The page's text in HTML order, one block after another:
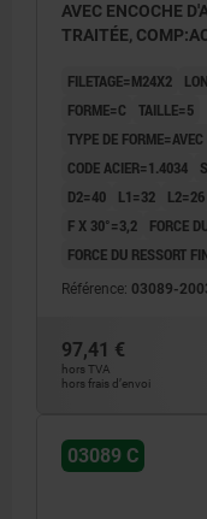
AVEC ENCOCHE
TRAITÉE,
FILETAGE=M24X2
FORME=C
TAILLE=5
TYPE DE
CODE ACIER=1.4034
D2=40
L1=32 L2=26
F X 30°=3,2
FORCE
FORCE DU RESSORT
Référence: 03089-
97,41 €
hors TVA
hors frais d’envoi
03089 C